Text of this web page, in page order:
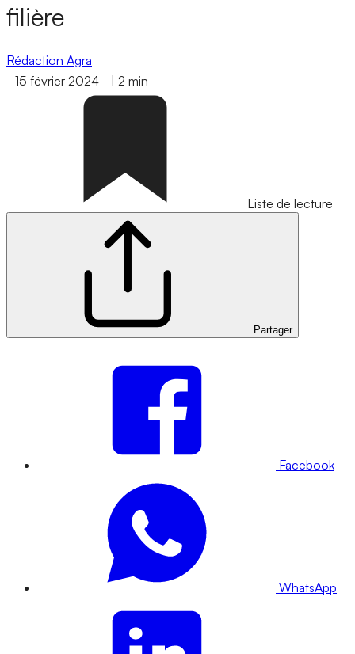
filière
Rédaction Agra
- 15 février 2024 - 2 min
Liste de lecture
Partager
Facebook
WhatsApp